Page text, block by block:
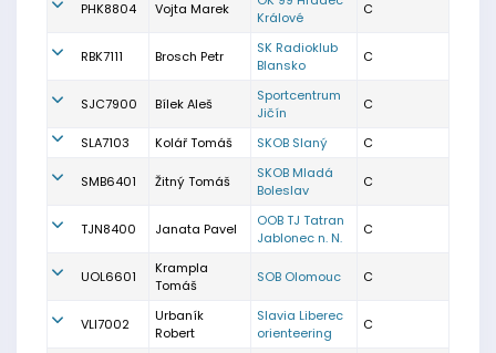
PHK8804 Vojta Marek
Králové
C
RBK7111 Brosch Petr
SK Radioklub
Blansko
C
SJC7900 Bílek Aleš
Sportcentrum
Jičín
C
SLA7103 Kolář Tomáš SKOB Slaný C
SMB6401 Žitný Tomáš
SKOB Mladá
Boleslav
C
TJN8400 Janata Pavel
OOB TJ Tatran
Jablonec n. N.
C
UOL6601
Krampla
Tomáš
SOB Olomouc C
VLI7002
Urbaník
Robert
Slavia Liberec
orienteering
C